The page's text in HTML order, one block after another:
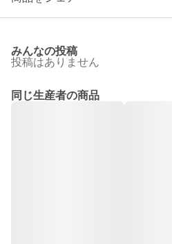
みんなの投稿
投稿はありません
同じ生産者の商品